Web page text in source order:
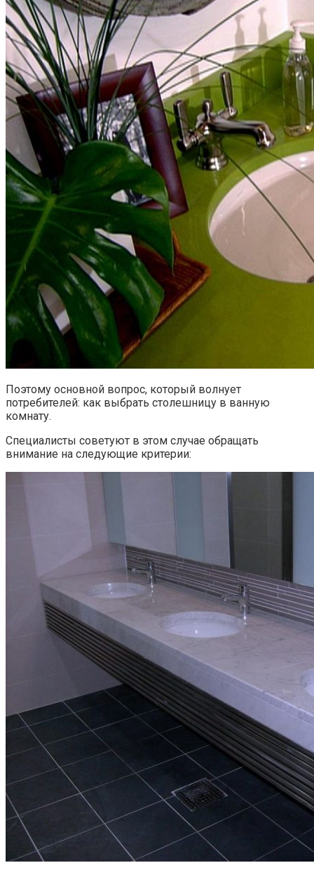
Поэтому основной вопрос, который волнует
потребителей: как выбрать столешницу в ванную
комнату.
Специалисты советуют в этом случае обращать
внимание на следующие критерии: